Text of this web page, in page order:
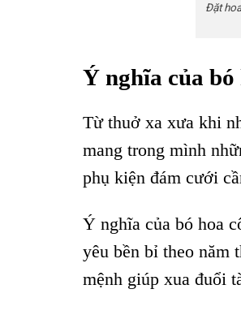
Đặt
Ý nghĩa của bó
Từ thuở xa xưa khi
mang trong mình
phụ kiện đám cưới
Ý nghĩa của bó hoa
yêu bền bỉ theo năm
mệnh giúp xua đuổi